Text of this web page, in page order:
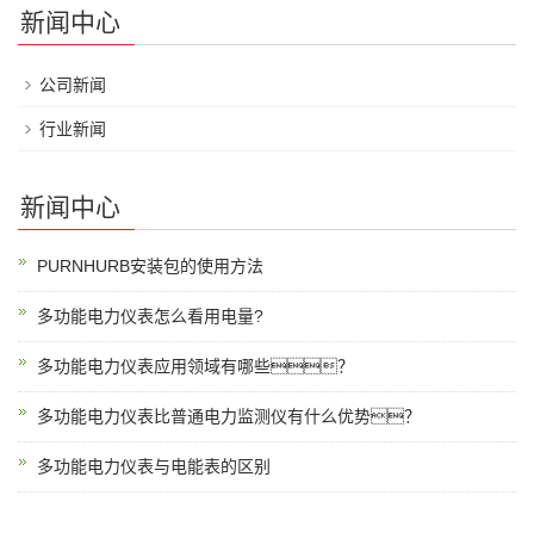
新闻中心
公司新闻
行业新闻
新闻中心
PURNHURB安装包的使用方法
多功能电力仪表怎么看用电量?
多功能电力仪表应用领域有哪些？
多功能电力仪表比普通电力监测仪有什么优势？
多功能电力仪表与电能表的区别